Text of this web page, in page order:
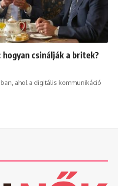
csinálják a britek?
ahol a digitális kommunikáció